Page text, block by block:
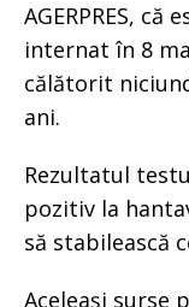
AGERPRES,
internat în 8
călătorit
ani.
Rezultatul
pozitiv la
să stabilească
Aceleași surse